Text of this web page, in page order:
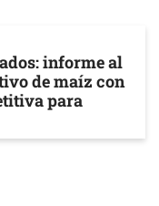
informe al
de maíz con
para